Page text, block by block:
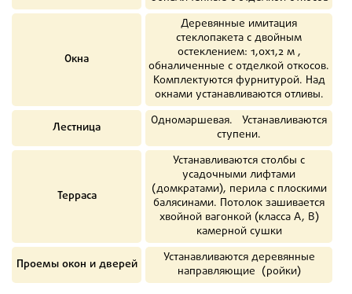
Окна
Деревянные имитация
стеклопакета с двойным
остеклением: 1,0х1,2 м ,
обналиченные с отделкой откосов.
Комплектуются фурнитурой. Над
окнами устанавливаются отливы.
Лестница
Одномаршевая. Устанавливаются
ступени.
Терраса
Устанавливаются столбы с
усадочными лифтами
(домкратами), перила с плоскими
балясинами. Потолок зашивается
хвойной вагонкой (класса А, В)
камерной сушки
Проемы окон и дверей
Устанавливаются деревянные
направляющие (ройки)